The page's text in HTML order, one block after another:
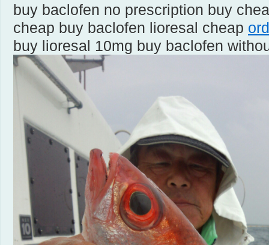
buy baclofen no prescription buy
cheap buy baclofen lioresal cheap
buy lioresal 10mg buy baclofen